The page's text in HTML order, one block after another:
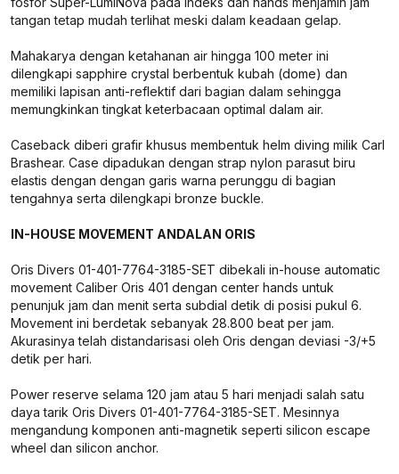
tangan tetap mudah terlihat meski dalam keadaan gelap.
Mahakarya dengan ketahanan air hingga 100 meter ini
dilengkapi sapphire crystal berbentuk kubah (dome) dan
memiliki lapisan anti-reflektif dari bagian dalam sehingga
memungkinkan tingkat keterbacaan optimal dalam air.
Caseback diberi grafir khusus membentuk helm diving milik Carl
Brashear. Case dipadukan dengan strap nylon parasut biru
elastis dengan dengan garis warna perunggu di bagian
tengahnya serta dilengkapi bronze buckle.
IN-HOUSE MOVEMENT ANDALAN ORIS
Oris Divers 01-401-7764-3185-SET dibekali in-house automatic
movement Caliber Oris 401 dengan center hands untuk
penunjuk jam dan menit serta subdial detik di posisi pukul 6.
Movement ini berdetak sebanyak 28.800 beat per jam.
Akurasinya telah distandarisasi oleh Oris dengan deviasi -3/+5
detik per hari.
Power reserve selama 120 jam atau 5 hari menjadi salah satu
daya tarik Oris Divers 01-401-7764-3185-SET. Mesinnya
mengandung komponen anti-magnetik seperti silicon escape
wheel dan silicon anchor.